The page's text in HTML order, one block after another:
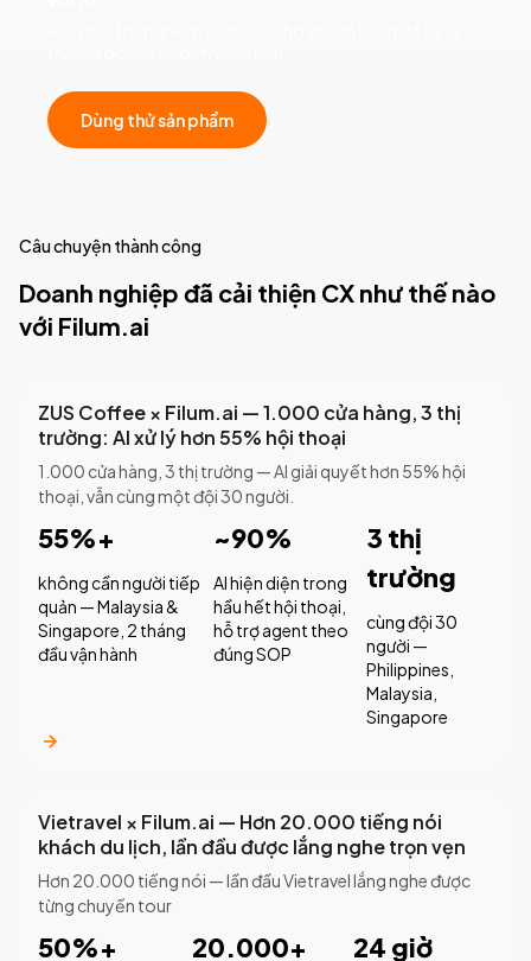
Dùng thử sản phẩm
Câu chuyện thành công
Doanh nghiệp đã cải thiện CX như thế nào
với Filum.ai
ZUS Coffee × Filum.ai — 1.000 cửa hàng, 3 thị
trường: AI xử lý hơn 55% hội thoại
1.000 cửa hàng, 3 thị trường — AI giải quyết hơn 55% hội
thoại, vẫn cùng một đội 30 người.
55%+
không cần người tiếp
quản — Malaysia &
Singapore, 2 tháng
đầu vận hành
~90%
AI hiện diện trong
hầu hết hội thoại,
hỗ trợ agent theo
đúng SOP
3 thị
trường
cùng đội 30
người —
Philippines,
Malaysia,
Singapore
Vietravel × Filum.ai — Hơn 20.000 tiếng nói
khách du lịch, lần đầu được lắng nghe trọn vẹn
Hơn 20.000 tiếng nói — lần đầu Vietravel lắng nghe được
từng chuyến tour
50%+ 20.000+ 24 giờ